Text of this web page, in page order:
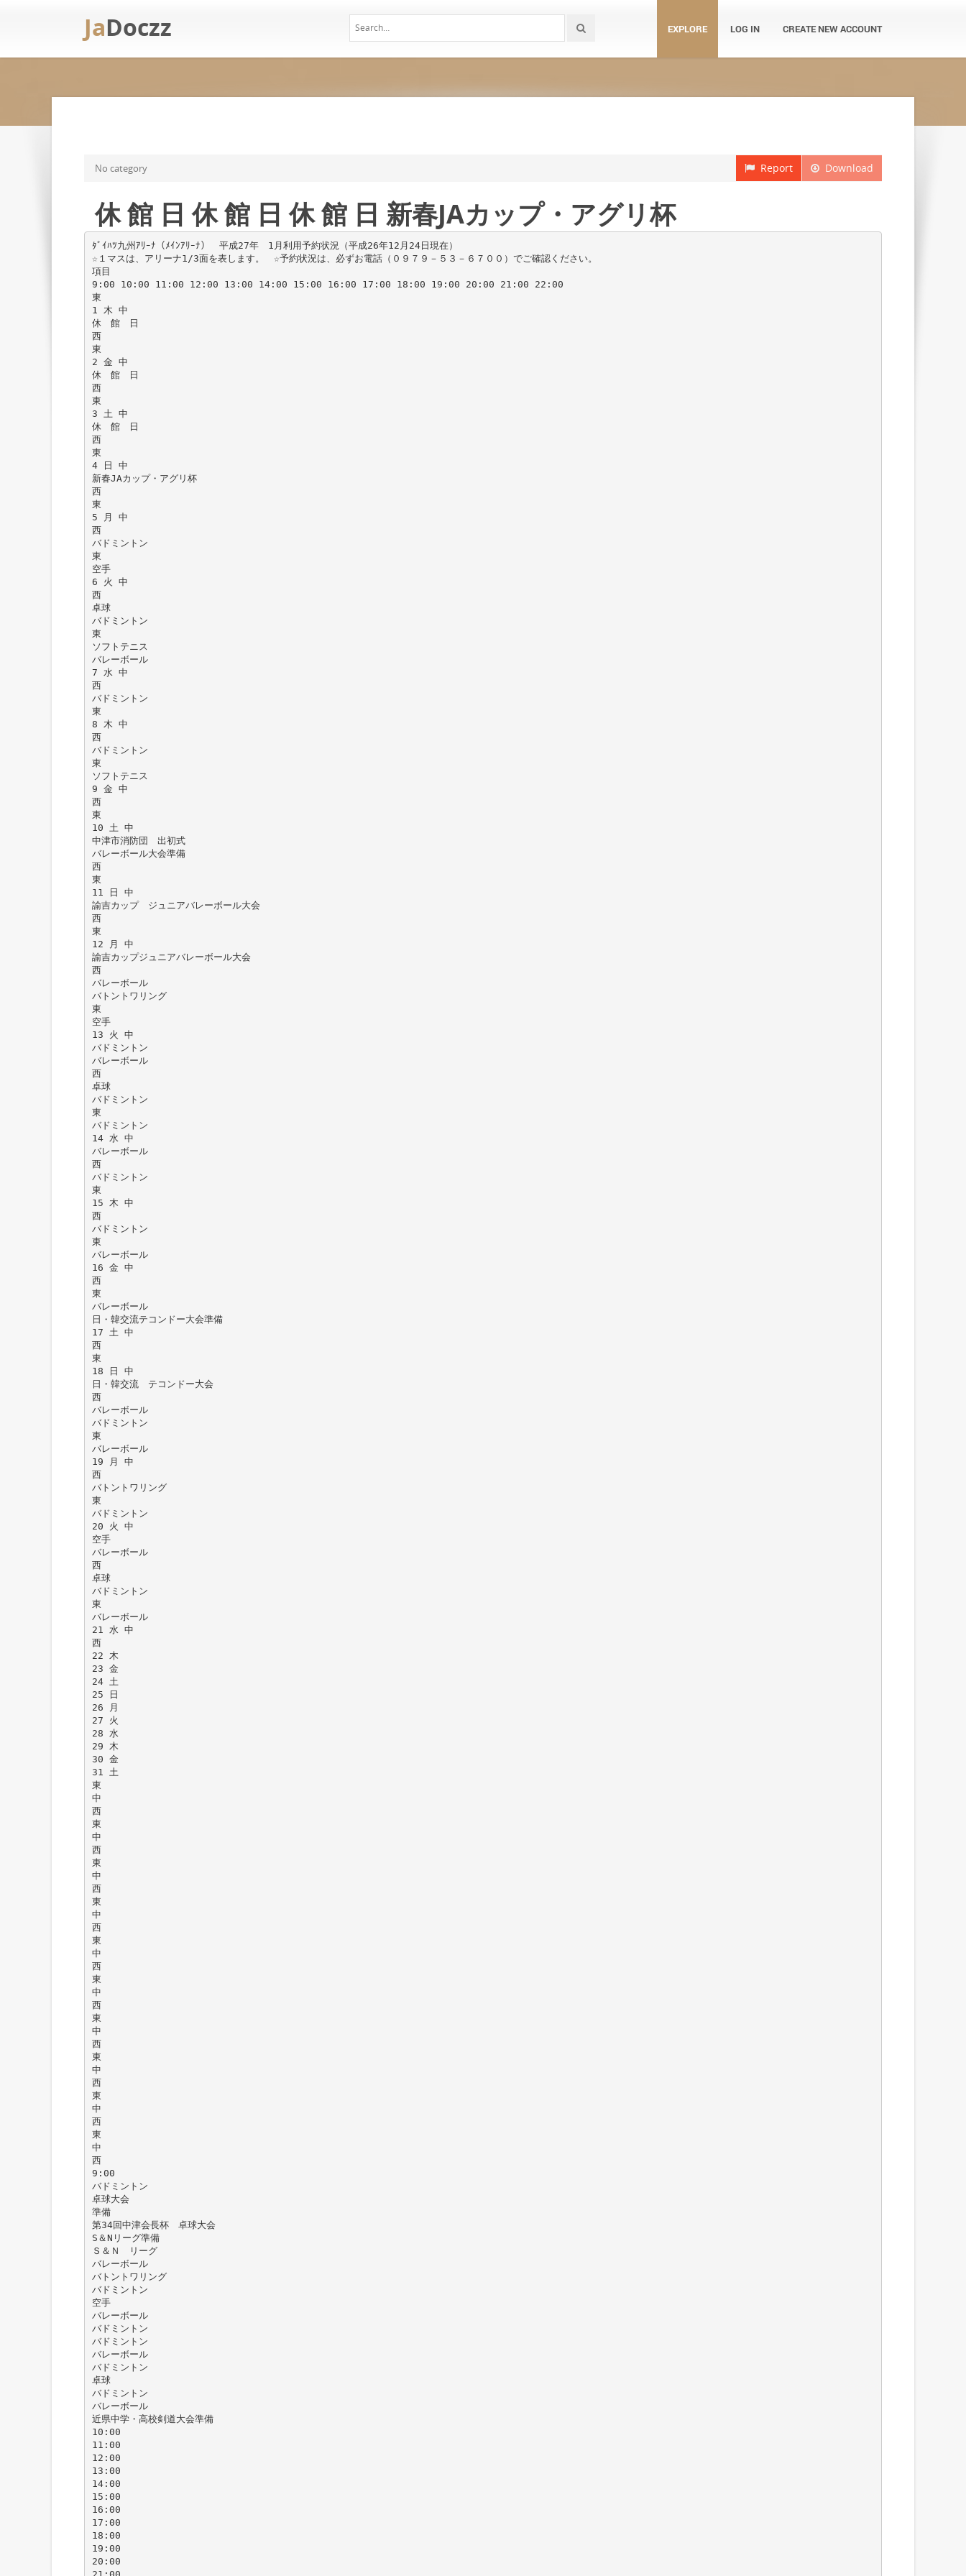
JaDoczz EXPLORE LOG IN CREATE NEW ACCOUNT
Download
Report
No category
休 館 日 休 館 日 休 館 日 新春JAカップ・アグリ杯
ﾀﾞｲﾊﾂ九州ｱﾘｰﾅ（ﾒｲﾝｱﾘｰﾅ） 平成27年 1月利用予約状況（平成26年12月24日現在）
☆１マスは、アリーナ1/3面を表します。 ☆予約状況は、必ずお電話（０９７９－５３－６７００）でご確認ください。
項目
9:00 10:00 11:00 12:00 13:00 14:00 15:00 16:00 17:00 18:00 19:00 20:00 21:00 22:00
東
1 木 中
休 館 日
西
東
2 金 中
休 館 日
西
東
3 土 中
休 館 日
西
東
4 日 中
新春JAカップ・アグリ杯
西
東
5 月 中
西
バドミントン
東
空手
6 火 中
西
卓球
バドミントン
東
ソフトテニス
バレーボール
7 水 中
西
バドミントン
東
8 木 中
西
バドミントン
東
ソフトテニス
9 金 中
西
東
10 土 中
中津市消防団 出初式
バレーボール大会準備
西
東
11 日 中
諭吉カップ ジュニアバレーボール大会
西
東
12 月 中
諭吉カップジュニアバレーボール大会
西
バレーボール
バトントワリング
東
空手
13 火 中
バドミントン
バレーボール
西
卓球
バドミントン
東
バドミントン
14 水 中
バレーボール
西
バドミントン
東
15 木 中
西
バドミントン
東
バレーボール
16 金 中
西
東
バレーボール
日・韓交流テコンドー大会準備
17 土 中
西
東
18 日 中
日・韓交流 テコンドー大会
西
バレーボール
バドミントン
東
バレーボール
19 月 中
西
バトントワリング
東
バドミントン
20 火 中
空手
バレーボール
西
卓球
バドミントン
東
バレーボール
21 水 中
西
22 木
23 金
24 土
25 日
26 月
27 火
28 水
29 木
30 金
31 土
東
中
西
東
中
西
東
中
西
東
中
西
東
中
西
東
中
西
東
中
西
東
中
西
東
中
西
東
中
西
9:00
バドミントン
卓球大会
準備
第34回中津会長杯 卓球大会
S＆Nリーグ準備
Ｓ＆Ｎ リーグ
バレーボール
バトントワリング
バドミントン
空手
バレーボール
バドミントン
バドミントン
バレーボール
バドミントン
卓球
バドミントン
バレーボール
近県中学・高校剣道大会準備
10:00
11:00
12:00
13:00
14:00
15:00
16:00
17:00
18:00
19:00
20:00
21:00